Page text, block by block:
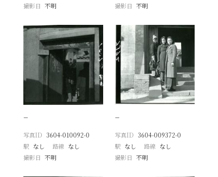
撮影日
不明
撮影日 不明
−
写真ID 3604-010092-0
駅 なし 路線 なし
撮影日
不明
−
写真ID 3604-009372-0
駅 なし 路線 なし
撮影日 不明